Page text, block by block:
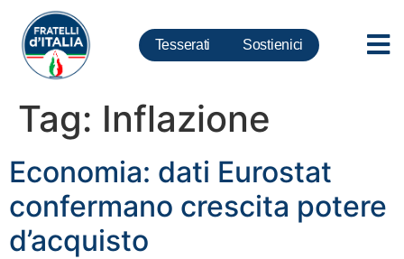
Tesserati Sostienici
Tag: Inflazione
Economia: dati Eurostat
confermano crescita potere
d’acquisto